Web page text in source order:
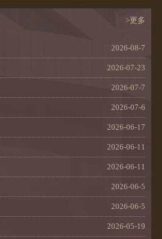
>更多
2026-08-7
2026-07-23
2026-07-7
2026-07-6
2026-06-17
2026-06-11
2026-06-11
2026-06-5
2026-06-5
2026-05-19